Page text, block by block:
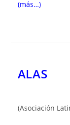
(más…)
ALAS
(Asociación